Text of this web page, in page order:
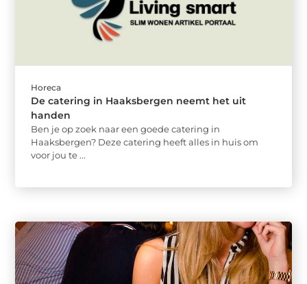
Horeca
De catering in Haaksbergen neemt het uit
handen
Ben je op zoek naar een goede catering in
Haaksbergen? Deze catering heeft alles in huis om
voor jou te ...